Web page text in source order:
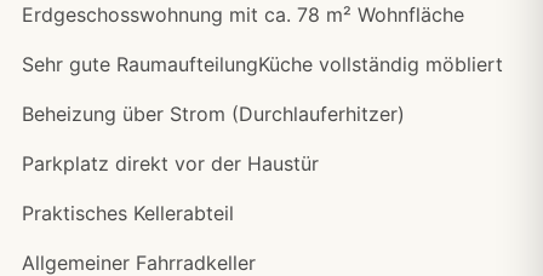
Erdgeschosswohnung mit ca. 78 m² Wohnfläche
Sehr gute RaumaufteilungKüche vollständig möbliert
Beheizung über Strom (Durchlauferhitzer)
Parkplatz direkt vor der Haustür
Praktisches Kellerabteil
Allgemeiner Fahrradkeller